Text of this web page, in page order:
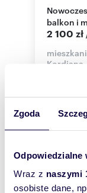
Zgoda
Odpowiedzialne
Wraz z naszymi
osobiste dane,
Nowoczesne 41 m² - Podgórze Duchackie -
balkon i
2 100 zł
Kordiana
**Kraków
roku**